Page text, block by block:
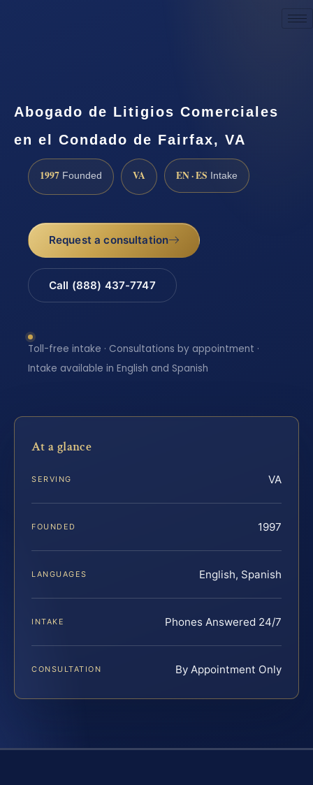
Abogado de Litigios Comerciales
en el Condado de Fairfax, VA
1997 Founded VA EN · ES Intake
Request a consultation
Call (888) 437-7747
Toll-free intake · Consultations by appointment ·
Intake available in English and Spanish
At a glance
SERVING VA
FOUNDED 1997
LANGUAGES English, Spanish
INTAKE Phones Answered 24/7
CONSULTATION By Appointment Only